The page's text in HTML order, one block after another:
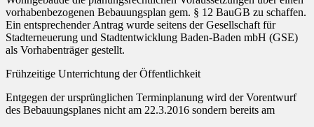
vorhabenbezogenen Bebauungsplan gem. § 12 BauGB zu schaffen.
Ein entsprechender Antrag wurde seitens der Gesellschaft für
Stadterneuerung und Stadtentwicklung Baden-Baden mbH (GSE)
als Vorhabenträger gestellt.
Frühzeitige Unterrichtung der Öffentlichkeit
Entgegen der ursprünglichen Terminplanung wird der Vorentwurf
des Bebauungsplanes nicht am 22.3.2016 sondern bereits am